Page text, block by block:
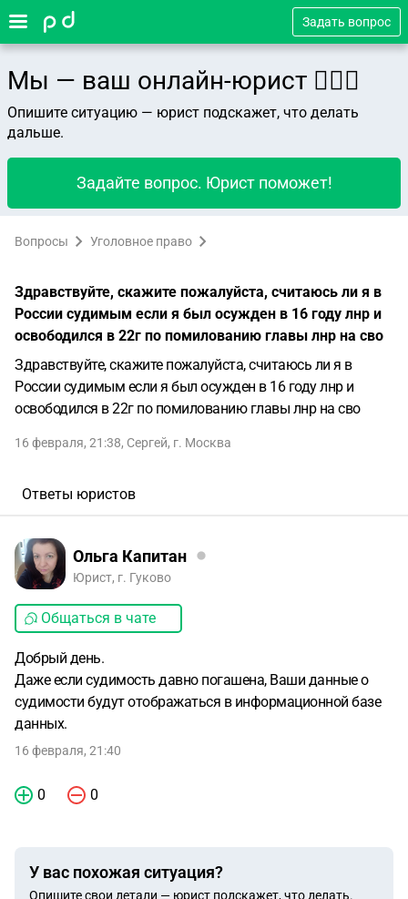
Задать вопрос
Мы — ваш онлайн-юрист 👨🏻‍⚖️
Опишите ситуацию — юрист подскажет, что делать
дальше.
Задайте вопрос. Юрист поможет!
Вопросы Уголовное право
Здравствуйте, скажите пожалуйста, считаюсь ли я в
России судимым если я был осужден в 16 году лнр и
освободился в 22г по помилованию главы лнр на сво
Здравствуйте, скажите пожалуйста, считаюсь ли я в
России судимым если я был осужден в 16 году лнр и
освободился в 22г по помилованию главы лнр на сво
16 февраля, 21:38, Сергей, г. Москва
Ответы юристов
Ольга Капитан
Юрист, г. Гуково
Общаться в чате
Добрый день.
Даже если судимость давно погашена, Ваши данные о
судимости будут отображаться в информационной базе
данных.
16 февраля, 21:40
0 0
У вас похожая ситуация?
Опишите свои детали — юрист подскажет, что делать.